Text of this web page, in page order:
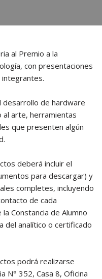
al Premio a la
con presentaciones
integrantes.
desarrollo de hardware
al arte, herramientas
que presenten algún
deberá incluir el
para descargar) y
completes, incluyendo
de cada
Constancia de Alumno
del analítico o certificado
podrá realizarse
N° 352, Casa 8, Oficina